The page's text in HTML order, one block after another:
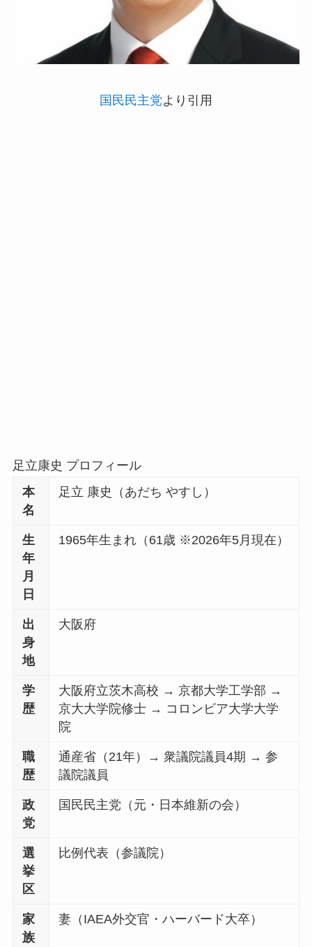
国民民主党より引用
足立康史 プロフィール
本
名
足立 康史（あだち やすし）
生
年
月
日
1965年生まれ（61歳 ※2026年5月現在）
出
身
地
大阪府
学
歴
大阪府立茨木高校 → 京都大学工学部 →
京大大学院修士 → コロンビア大学大学
院
職
歴
通産省（21年）→ 衆議院議員4期 → 参
議院議員
政
党
国民民主党（元・日本維新の会）
選
挙
区
比例代表（参議院）
家
族
妻（IAEA外交官・ハーバード大卒）